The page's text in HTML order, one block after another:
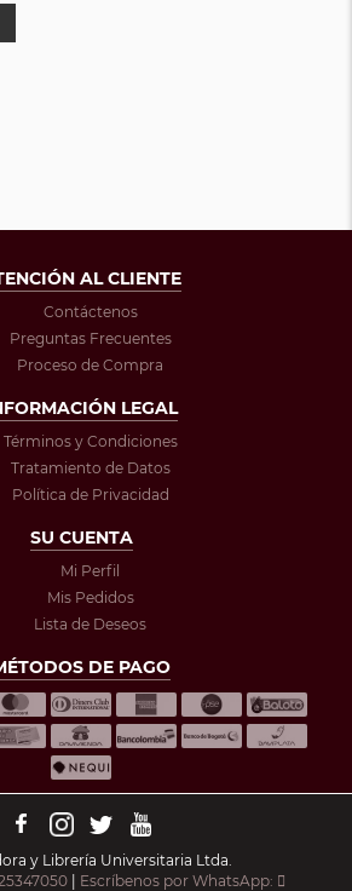
AL CLIENTE
Contáctenos
Preguntas Frecuentes
Proceso de Compra
LEGAL
Términos y Condiciones
Tratamiento de Datos
Política de Privacidad
SU CUENTA
Mi Perfil
Mis Pedidos
Lista de Deseos
DE PAGO
y Librería Universitaria Ltda.
| Escríbenos por WhatsApp: